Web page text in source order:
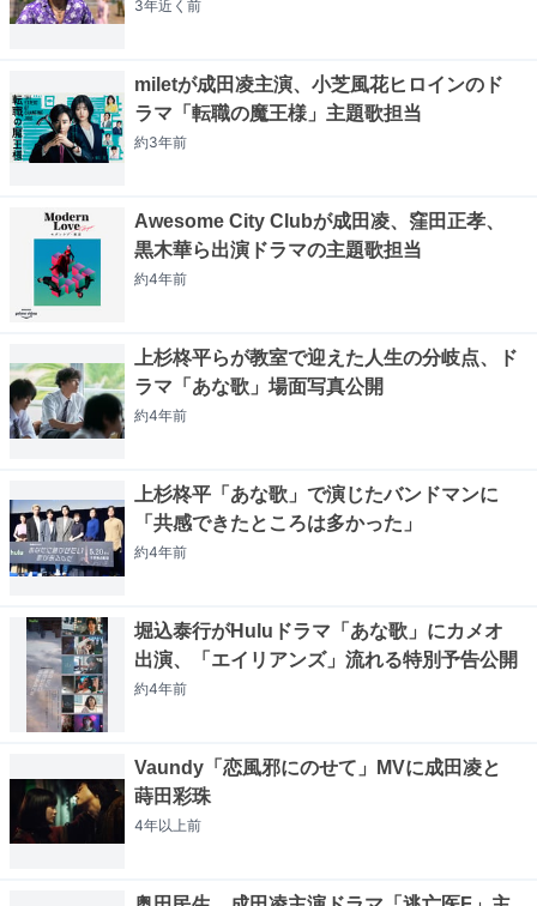
3年近く 前
miletが成田凌主演、小芝風花ヒロインのド
ラマ「転職の魔王様」主題歌担当
約3年前
Awesome City Clubが成田凌、窪田正孝、
黒木華ら出演ドラマの主題歌担当
約4年前
上杉柊平らが教室で迎えた人生の分岐点、ド
ラマ「あな歌」場面写真公開
約4年前
上杉柊平「あな歌」で演じたバンドマンに
「共感できたところは多かった」
約4年前
堀込泰行がHuluドラマ「あな歌」にカメオ
出演、「エイリアンズ」流れる特別予告公開
約4年前
Vaundy「恋風邪にのせて」MVに成田凌と
蒔田彩珠
4年以上前